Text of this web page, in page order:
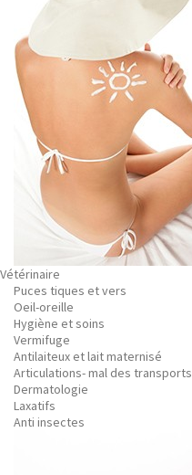
Vétérinaire
Puces tiques et vers
Oeil-oreille
Hygiène et soins
Vermifuge
Antilaiteux et lait maternisé
Articulations- mal des transports
Dermatologie
Laxatifs
Anti insectes